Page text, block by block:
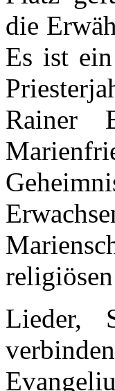
die
Es ist
Rainer
Lieder,